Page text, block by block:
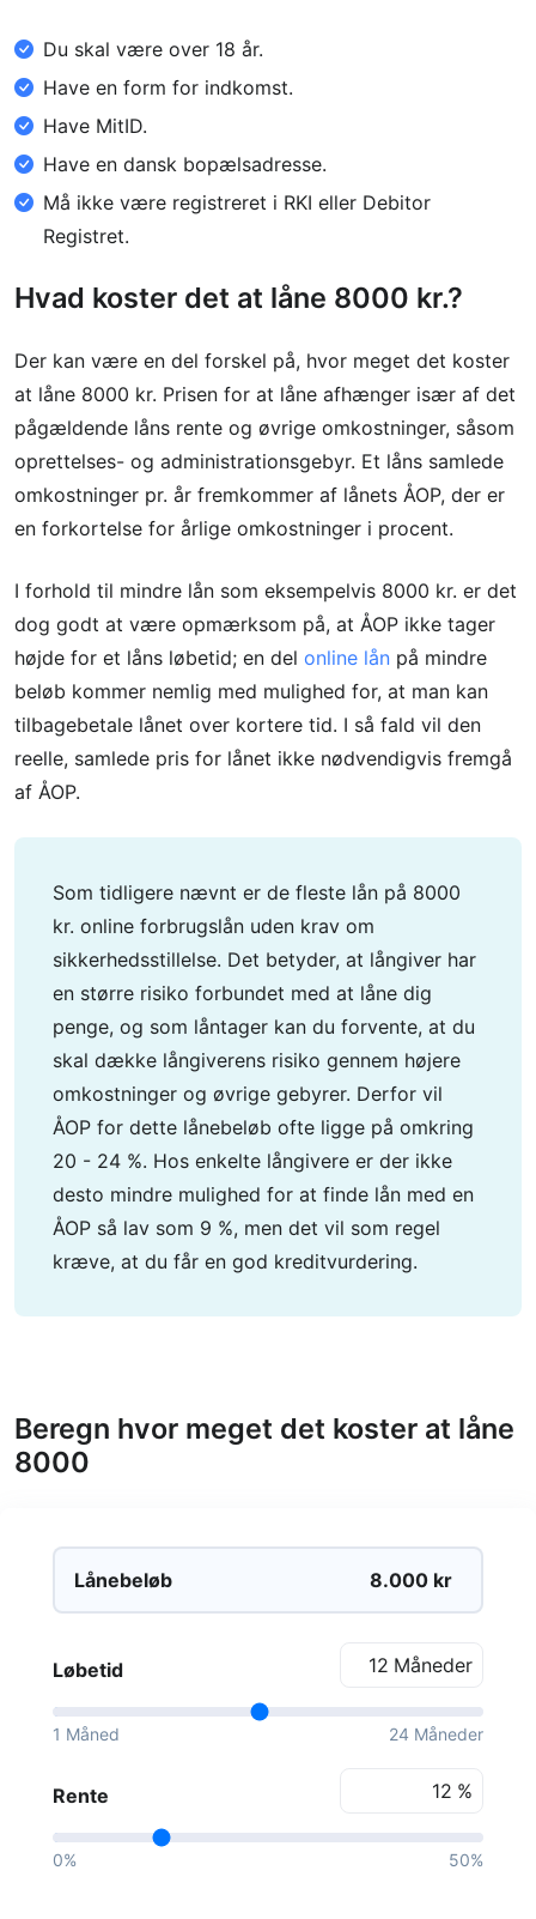
Du skal være over 18 år.
Have en form for indkomst.
Have MitID.
Have en dansk bopælsadresse.
Må ikke være registreret i RKI eller Debitor
Registret.
Hvad koster det at låne 8000 kr.?
Der kan være en del forskel på, hvor meget det koster
at låne 8000 kr. Prisen for at låne afhænger især af det
pågældende låns rente og øvrige omkostninger, såsom
oprettelses- og administrationsgebyr. Et låns samlede
omkostninger pr. år fremkommer af lånets ÅOP, der er
en forkortelse for årlige omkostninger i procent.
I forhold til mindre lån som eksempelvis 8000 kr. er det
dog godt at være opmærksom på, at ÅOP ikke tager
højde for et låns løbetid; en del online lån på mindre
beløb kommer nemlig med mulighed for, at man kan
tilbagebetale lånet over kortere tid. I så fald vil den
reelle, samlede pris for lånet ikke nødvendigvis fremgå
af ÅOP.
Som tidligere nævnt er de fleste lån på 8000
kr. online forbrugslån uden krav om
sikkerhedsstillelse. Det betyder, at långiver har
en større risiko forbundet med at låne dig
penge, og som låntager kan du forvente, at du
skal dække långiverens risiko gennem højere
omkostninger og øvrige gebyrer. Derfor vil
ÅOP for dette lånebeløb ofte ligge på omkring
20 - 24 %. Hos enkelte långivere er der ikke
desto mindre mulighed for at finde lån med en
ÅOP så lav som 9 %, men det vil som regel
kræve, at du får en god kreditvurdering.
Beregn hvor meget det koster at låne
8000
Lånebeløb kr
Løbetid Måneder
1 Måned 24 Måneder
Rente %
0% 50%